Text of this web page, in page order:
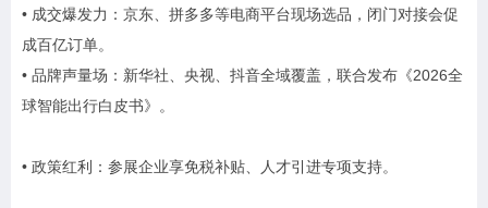
• 成交爆发力：京东、拼多多等电商平台现场选品，闭门对接会促
成百亿订单。
• 品牌声量场：新华社、央视、抖音全域覆盖，联合发布《2026全
球智能出行白皮书》。
• 政策红利：参展企业享免税补贴、人才引进专项支持。